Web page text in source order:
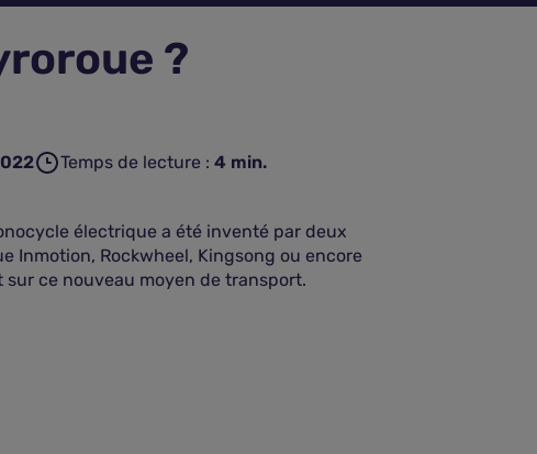
?
Temps de lecture : 4 min.
électrique a été inventé par deux
Inmotion, Rockwheel, Kingsong ou encore
sur ce nouveau moyen de transport.